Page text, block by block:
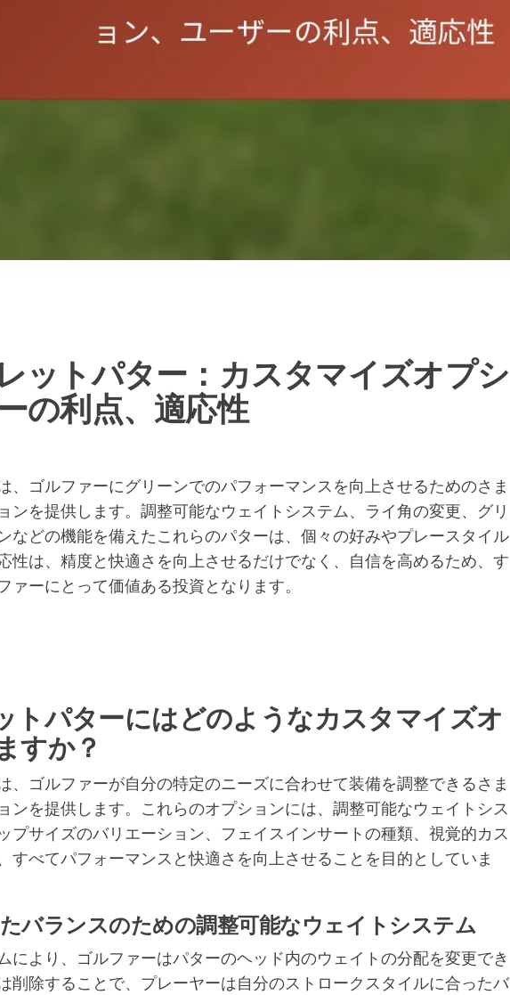
ットパター：カスタマイズオプシ
の利点、適応性
、ゴルファーにグリーンでのパフォーマンスを向上させるためのさま
ンを提供します。調整可能なウェイトシステム、ライ角の変更、グリ
などの機能を備えたこれらのパターは、個々の好みやプレースタイル
性は、精度と快適さを向上させるだけでなく、自信を高めるため、す
ーにとって価値ある投資となります。
トパターにはどのようなカスタマイズオ
すか？
、ゴルファーが自分の特定のニーズに合わせて装備を調整できるさま
ンを提供します。これらのオプションには、調整可能なウェイトシス
プサイズのバリエーション、フェイスインサートの種類、視覚的カス
すべてパフォーマンスと快適さを向上させることを目的としていま
バランスのための調整可能なウェイトシステム
により、ゴルファーはパターのヘッド内のウェイトの分配を変更でき
削除することで、プレーヤーは自分のストロークスタイルに合ったバ